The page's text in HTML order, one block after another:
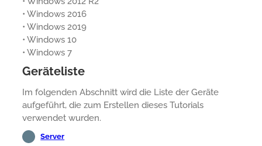
• Windows 2016
• Windows 2019
• Windows 10
• Windows 7
Geräteliste
Im folgenden Abschnitt wird die Liste der Geräte
aufgeführt, die zum Erstellen dieses Tutorials
verwendet wurden.
Server